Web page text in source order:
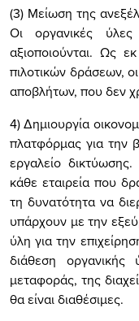
(3) Μείωση της
Οι οργανικές
αξιοποιούνται. Ως
πιλοτικών δράσεων,
αποβλήτων, που δεν
4) Δημιουργία
πλατφόρμας για την
εργαλείο
κάθε εταιρεία που
τη δυνατότητα να
υπάρχουν με την
ύλη για την
διάθεση
μεταφοράς, της
θα είναι διαθέσιμες.